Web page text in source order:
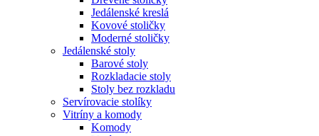
Jedálenské kreslá
Kovové stoličky
Moderné stoličky
Jedálenské stoly
Barové stoly
Rozkladacie stoly
Stoly bez rozkladu
Servírovacie stolíky
Vitríny a komody
Komody